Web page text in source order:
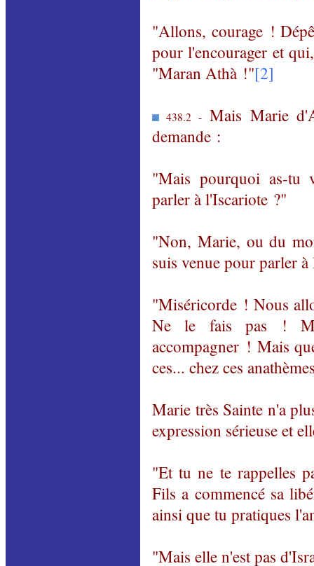
"Allons, courage !
pour l'encourager et
"Maran Athà!"[2]
438.2 -Mais Marie
demande :
"Mais pourquoi as-tu
parler à l'Iscariote ?"
"Non, Marie, ou du
suis venue pour parler
"Miséricorde ! Nous
Ne le fais pas !
accompagner ! Mais
ces... chez ces
Marie très Sainte n'a
expression sérieuse et
"Et tu ne te rappelles
Fils a commencé sa
ainsi que tu pratiques
"Mais elle n'est pas